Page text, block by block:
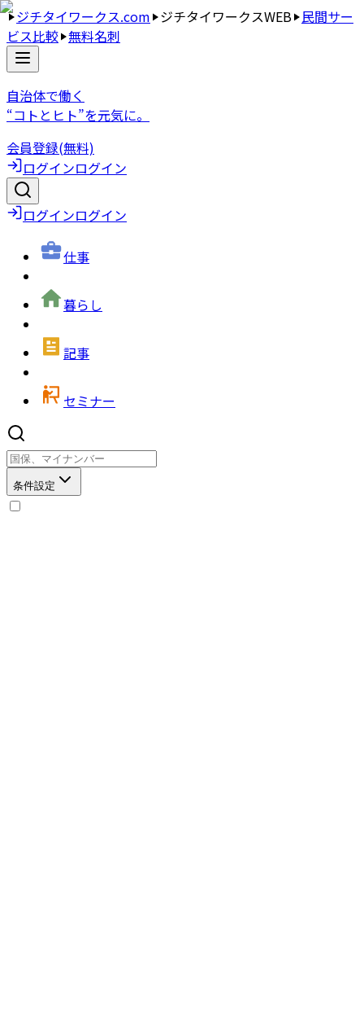
ジチタイワークス.com ジチタイワークスWEB 民間サー
ビス比較 無料名刺
自治体で働く
“コトとヒト”を元気に。
会員登録(無料)
ログインログイン
ログインログイン
仕事
暮らし
記事
セミナー
条件設定